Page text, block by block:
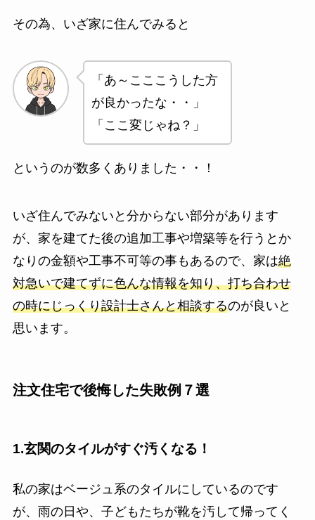
その為、いざ家に住んでみると
「あ～こここうした方
が良かったな・・」
「ここ変じゃね？」
というのが数多くありました・・！
いざ住んでみないと分からない部分があります
が、家を建てた後の追加工事や増築等を行うとか
なりの金額や工事不可等の事もあるので、家は絶
対急いで建てずに色んな情報を知り、打ち合わせ
の時にじっくり設計士さんと相談するのが良いと
思います。
注文住宅で後悔した失敗例７選
1.玄関のタイルがすぐ汚くなる！
私の家はベージュ系のタイルにしているのです
が、雨の日や、子どもたちが靴を汚して帰ってく